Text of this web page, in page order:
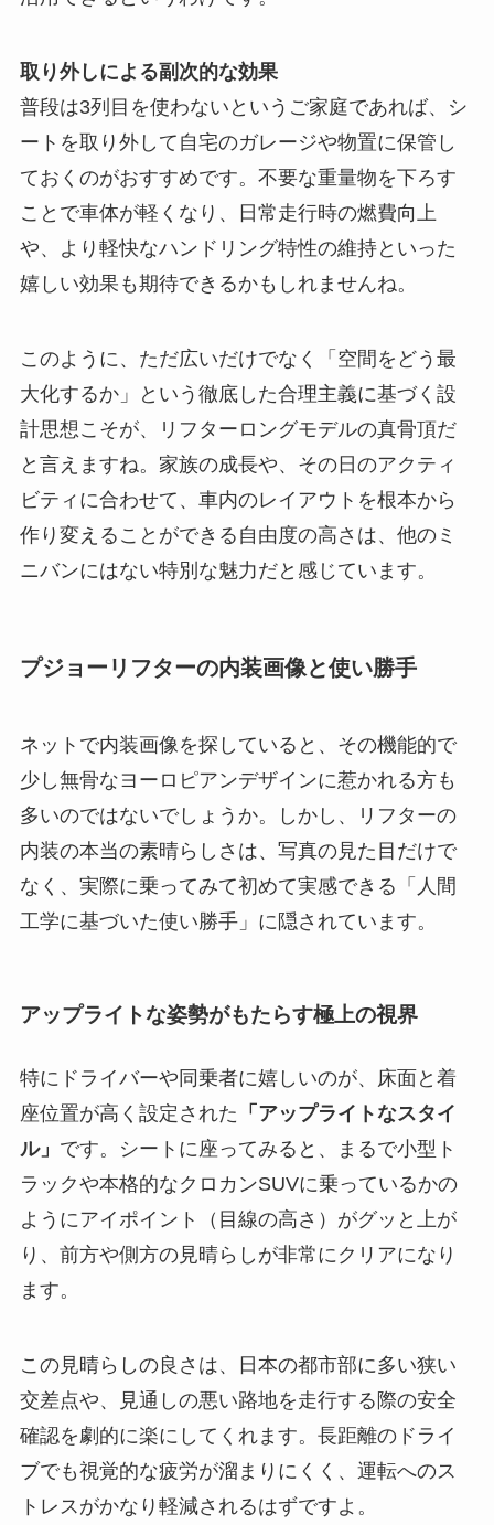
取り外しによる副次的な効果
普段は3列目を使わないというご家庭であれば、シ
ートを取り外して自宅のガレージや物置に保管し
ておくのがおすすめです。不要な重量物を下ろす
ことで車体が軽くなり、日常走行時の燃費向上
や、より軽快なハンドリング特性の維持といった
嬉しい効果も期待できるかもしれませんね。
このように、ただ広いだけでなく「空間をどう最
大化するか」という徹底した合理主義に基づく設
計思想こそが、リフターロングモデルの真骨頂だ
と言えますね。家族の成長や、その日のアクティ
ビティに合わせて、車内のレイアウトを根本から
作り変えることができる自由度の高さは、他のミ
ニバンにはない特別な魅力だと感じています。
プジョーリフターの内装画像と使い勝手
ネットで内装画像を探していると、その機能的で
少し無骨なヨーロピアンデザインに惹かれる方も
多いのではないでしょうか。しかし、リフターの
内装の本当の素晴らしさは、写真の見た目だけで
なく、実際に乗ってみて初めて実感できる「人間
工学に基づいた使い勝手」に隠されています。
アップライトな姿勢がもたらす極上の視界
特にドライバーや同乗者に嬉しいのが、床面と着
座位置が高く設定された 「アップライトなスタイ
ル」 です。シートに座ってみると、まるで小型ト
ラックや本格的なクロカンSUVに乗っているかの
ようにアイポイント（目線の高さ）がグッと上が
り、前方や側方の見晴らしが非常にクリアになり
ます。
この見晴らしの良さは、日本の都市部に多い狭い
交差点や、見通しの悪い路地を走行する際の安全
確認を劇的に楽にしてくれます。長距離のドライ
ブでも視覚的な疲労が溜まりにくく、運転へのス
トレスがかなり軽減されるはずですよ。